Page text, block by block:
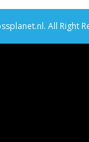
All Right